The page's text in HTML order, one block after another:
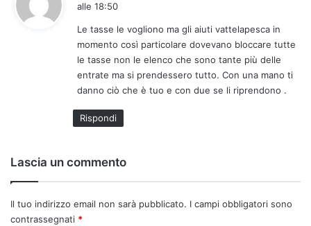
e
t
t
o
:
alle 18:50
Le tasse le vogliono ma gli aiuti vattelapesca in
momento così particolare dovevano bloccare tutte
le tasse non le elenco che sono tante più delle
entrate ma si prendessero tutto. Con una mano ti
danno ciò che è tuo e con due se li riprendono .
Rispondi
Lascia un commento
Il tuo indirizzo email non sarà pubblicato. I campi obbligatori sono
contrassegnati *